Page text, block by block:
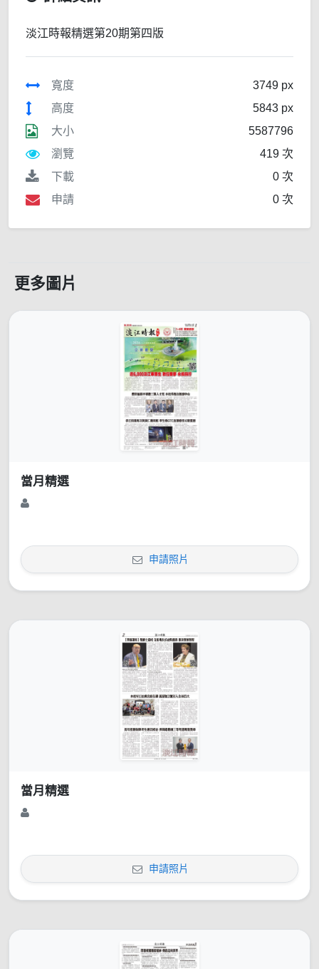
淡江時報精選第20期第四版
寬度
3749 px
高度
5843 px
大小
5587796
瀏覽
419 次
下載
0 次
申請
0 次
更多圖片
當月精選
申請照片
當月精選
申請照片